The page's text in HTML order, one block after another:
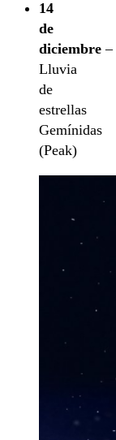
14
de
diciembre –
Lluvia
de
estrellas
Gemínidas
(Peak)